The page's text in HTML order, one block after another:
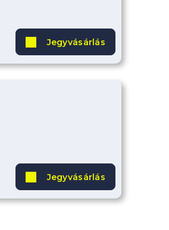
Jegyvásárlás
Jegyvásárlás